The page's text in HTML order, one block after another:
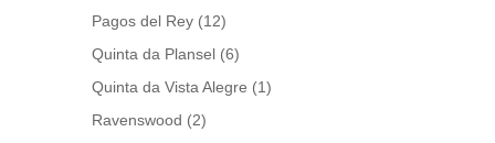
Pagos del Rey (12)
Quinta da Plansel (6)
Quinta da Vista Alegre (1)
Ravenswood (2)